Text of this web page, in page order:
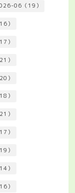
06（19）
）
）
）
）
）
）
）
）
）
）